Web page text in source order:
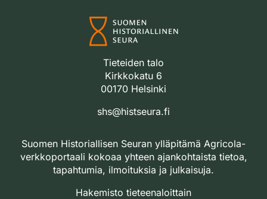
Tieteiden talo
Kirkkokatu 6
00170 Helsinki
shs@histseura.fi
Suomen Historiallisen Seuran ylläpitämä Agricola-
verkkoportaali kokoaa yhteen ajankohtaista tietoa,
tapahtumia, ilmoituksia ja julkaisuja.
Hakemisto tieteenaloittain